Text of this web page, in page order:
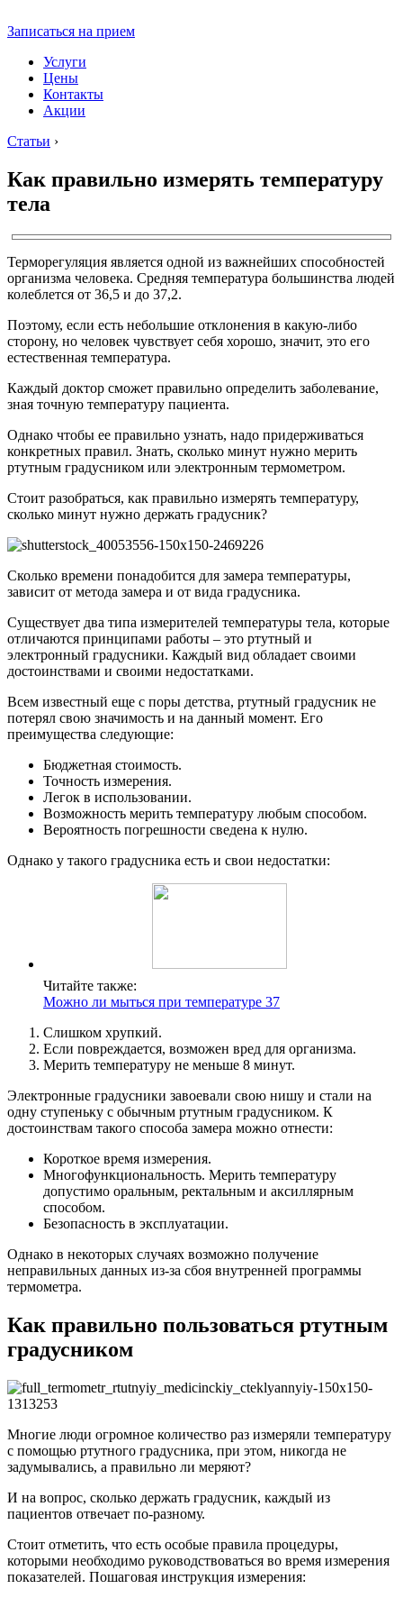
Записаться на прием
Услуги
Цены
Контакты
Акции
Статьи ›
Как правильно измерять температуру
тела
Терморегуляция является одной из важнейших способностей
организма человека. Средняя температура большинства людей
колеблется от 36,5 и до 37,2.
Поэтому, если есть небольшие отклонения в какую-либо
сторону, но человек чувствует себя хорошо, значит, это его
естественная температура.
Каждый доктор сможет правильно определить заболевание,
зная точную температуру пациента.
Однако чтобы ее правильно узнать, надо придерживаться
конкретных правил. Знать, сколько минут нужно мерить
ртутным градусником или электронным термометром.
Стоит разобраться, как правильно измерять температуру,
сколько минут нужно держать градусник?
Сколько времени понадобится для замера температуры,
зависит от метода замера и от вида градусника.
Существует два типа измерителей температуры тела, которые
отличаются принципами работы – это ртутный и
электронный градусники. Каждый вид обладает своими
достоинствами и своими недостатками.
Всем известный еще с поры детства, ртутный градусник не
потерял свою значимость и на данный момент. Его
преимущества следующие:
Бюджетная стоимость.
Точность измерения.
Легок в использовании.
Возможность мерить температуру любым способом.
Вероятность погрешности сведена к нулю.
Однако у такого градусника есть и свои недостатки:
Читайте также:
Можно ли мыться при температуре 37
Слишком хрупкий.
Если повреждается, возможен вред для организма.
Мерить температуру не меньше 8 минут.
Электронные градусники завоевали свою нишу и стали на
одну ступеньку с обычным ртутным градусником. К
достоинствам такого способа замера можно отнести:
Короткое время измерения.
Многофункциональность. Мерить температуру
допустимо оральным, ректальным и аксиллярным
способом.
Безопасность в эксплуатации.
Однако в некоторых случаях возможно получение
неправильных данных из-за сбоя внутренней программы
термометра.
Как правильно пользоваться ртутным
градусником
Многие люди огромное количество раз измеряли температуру
с помощью ртутного градусника, при этом, никогда не
задумывались, а правильно ли меряют?
И на вопрос, сколько держать градусник, каждый из
пациентов отвечает по-разному.
Стоит отметить, что есть особые правила процедуры,
которыми необходимо руководствоваться во время измерения
показателей. Пошаговая инструкция измерения: